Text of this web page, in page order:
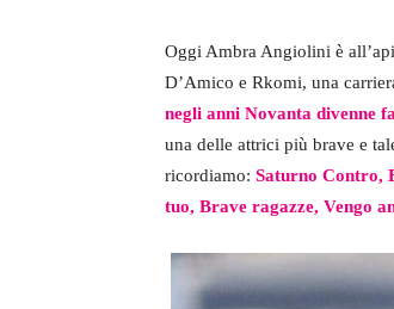
Oggi Ambra Angiolini è
D’Amico e Rkomi, una
negli anni Novanta divenne
una delle attrici più brave e
ricordiamo: Saturno Contro,
tuo, Brave ragazze, Vengo